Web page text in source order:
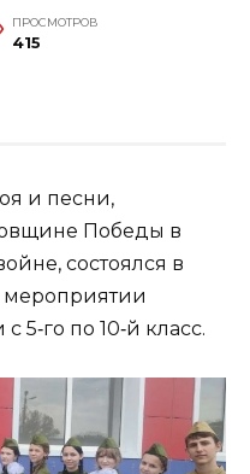
ПРОСМОТРОВ
415
и песни,
Победы в
состоялся в
мероприятии
5‑го по 10‑й класс.